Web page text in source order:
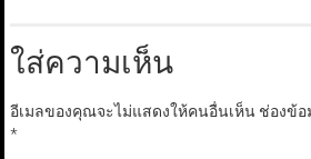
ใส่ความเห็น
อีเมลของคุณจะไม่แสดงให้คนอื่นเห็น ช่องข้อ
*